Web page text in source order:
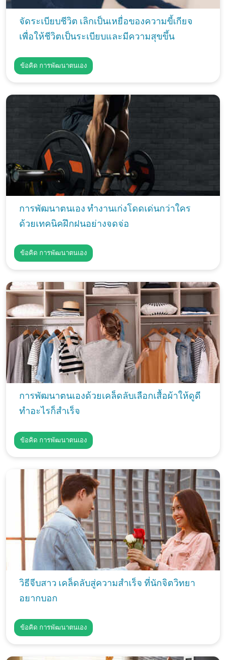
จัดระเบียบชีวิต เลิกเป็นเหยื่อของความขี้เกียจ
เพื่อให้ชีวิตเป็นระเบียบและมีความสุขขึ้น
ข้อคิด การพัฒนาตนเอง
การพัฒนาตนเอง ทำงานเก่งโดดเด่นกว่าใคร
ด้วยเทคนิคฝึกฝนอย่างจดจ่อ
ข้อคิด การพัฒนาตนเอง
การพัฒนาตนเองด้วยเคล็ดลับเลือกเสื้อผ้าให้ดูดี
ทำอะไรก็สำเร็จ
ข้อคิด การพัฒนาตนเอง
วิธีจีบสาว เคล็ดลับสู่ความสำเร็จ ที่นักจิตวิทยา
อยากบอก
ข้อคิด การพัฒนาตนเอง